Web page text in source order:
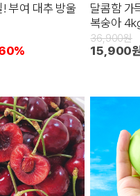
부여 대추 방울
달콤함 가
복숭아
36,900원
15,900